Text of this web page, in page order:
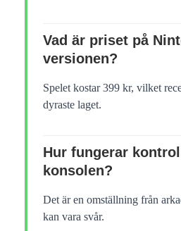
Vad är priset på
versionen?
Spelet kostar 399 kr, vilket
dyraste laget.
Hur fungerar
konsolen?
Det är en omställning från
kan vara svår.